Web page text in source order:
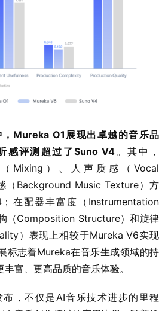
Mureka O1展现出卓越的音乐品
感评测超过了Suno V4 。其中，
Mixing）、人声质感（Vocal
（Background Music Texture）方
在配器丰富度（Instrumentation
（Composition Structure）和旋律
）表现上相较于Mureka V6实现
标志着Mureka在音乐生成领域的持
富、更高品质的音乐体验。
布，不仅是AI音乐技术进步的里程